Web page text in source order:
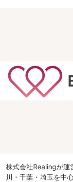
株式会社Realingが運
川・千葉・埼玉を中